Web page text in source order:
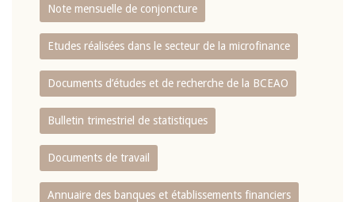
Note mensuelle de conjoncture
Etudes réalisées dans le secteur de la microfinance
Documents d’études et de recherche de la BCEAO
Bulletin trimestriel de statistiques
Documents de travail
Annuaire des banques et établissements financiers